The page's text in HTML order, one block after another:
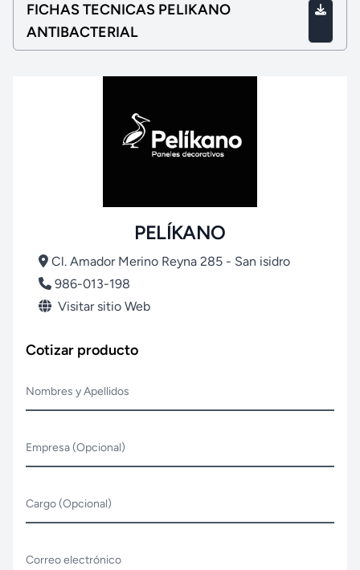
FICHAS TECNICAS PELIKANO
ANTIBACTERIAL
PELÍKANO
Cl. Amador Merino Reyna 285 - San isidro
986-013-198
Visitar sitio Web
Cotizar producto
Nombres y Apellidos
Empresa (Opcional)
Cargo (Opcional)
Correo electrónico